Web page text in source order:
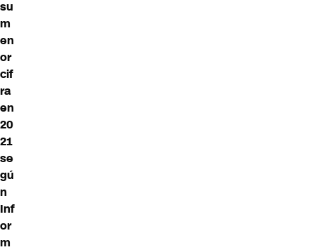
su
m
en
or
cif
ra
en
20
21
se
gú
n
Inf
or
m